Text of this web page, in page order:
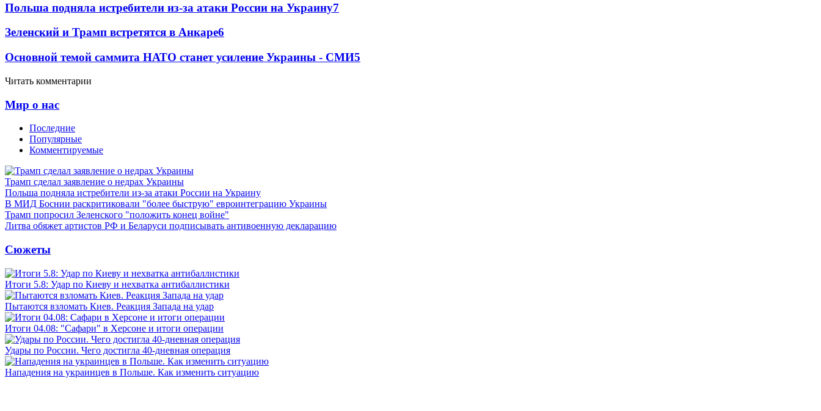
Польша подняла истребители из-за атаки России на Украину7
Зеленский и Трамп встретятся в Анкаре6
Основной темой саммита НАТО станет усиление Украины - СМИ5
Читать комментарии
Мир о нас
Последние
Популярные
Комментируемые
Трамп сделал заявление о недрах Украины
Польша подняла истребители из-за атаки России на Украину
В МИД Боснии раскритиковали "более быструю" евроинтеграцию Украины
Трамп попросил Зеленского "положить конец войне"
Литва обяжет артистов РФ и Беларуси подписывать антивоенную декларацию
Сюжеты
Итоги 5.8: Удар по Киеву и нехватка антибаллистики
Пытаются взломать Киев. Реакция Запада на удар
Итоги 04.08: "Сафари" в Херсоне и итоги операции
Удары по России. Чего достигла 40-дневная операция
Нападения на украинцев в Польше. Как изменить ситуацию